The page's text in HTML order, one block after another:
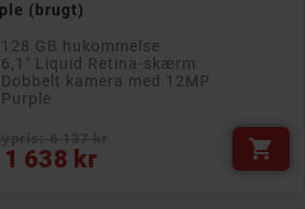
(brugt)
GB hukommelse
Liquid Retina-skærm
kamera med 12MP
1 638 kr
Pris 